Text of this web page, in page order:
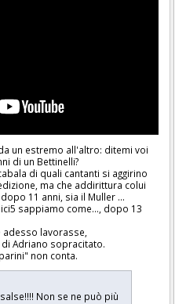
un estremo all'altro: ditemi voi
di un Bettinelli?
di quali cantanti si aggirino
ma che addirittura colui
11 anni, sia il Muller ...
sappiamo come..., dopo 13
lavorasse,
Adriano sopracitato.
non conta.
salse!!!! Non se ne può più